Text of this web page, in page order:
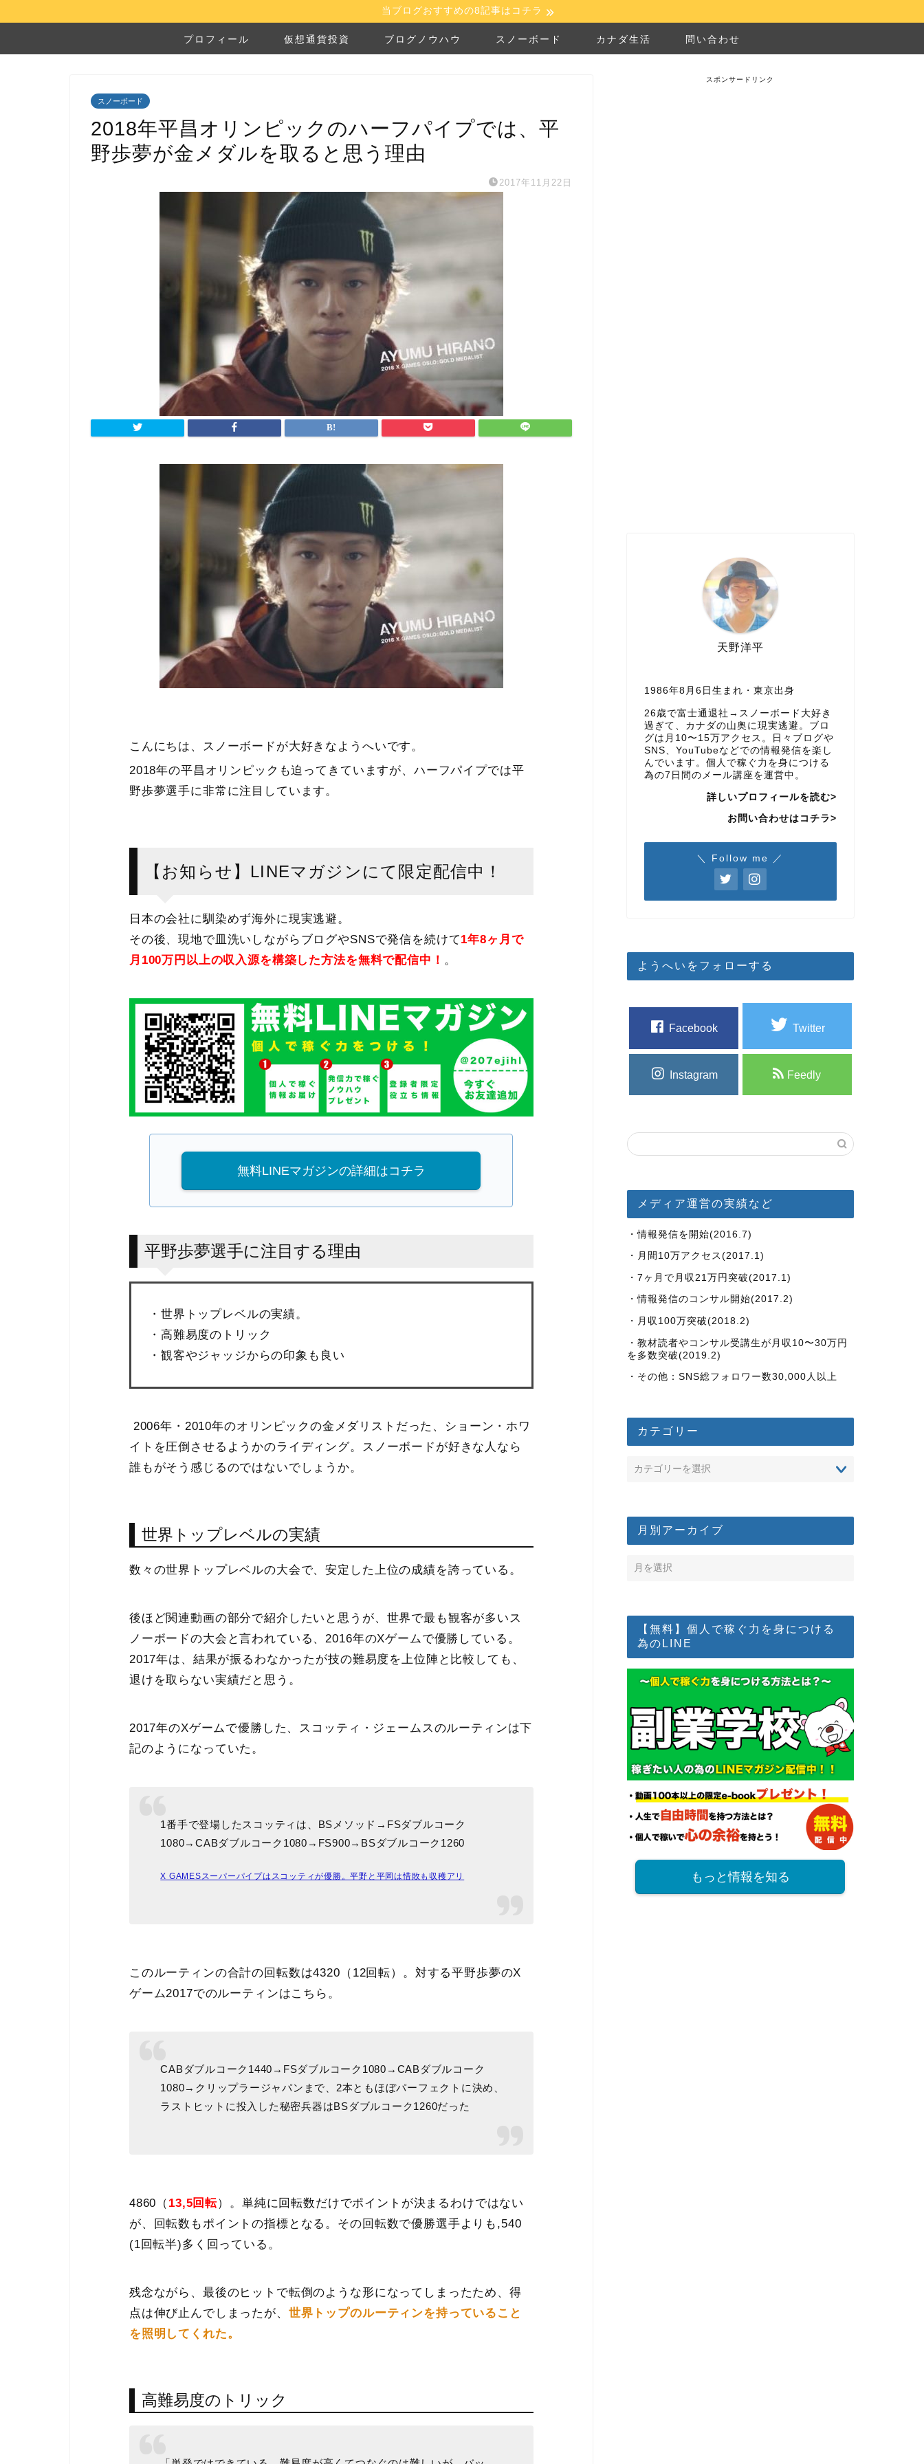
当ブログおすすめの8記事はコチラ
プロフィール 仮想通貨投資 ブログノウハウ スノーボード カナダ生活 問い合わせ
スノーボード
2018年平昌オリンピックのハーフパイプでは、平
野歩夢が金メダルを取ると思う理由
2017年11月22日
こんにちは、スノーボードが大好きなようへいです。
2018年の平昌オリンピックも迫ってきていますが、ハーフパイプでは平
野歩夢選手に非常に注目しています。
【お知らせ】LINEマガジンにて限定配信中！
日本の会社に馴染めず海外に現実逃避。
その後、現地で皿洗いしながらブログやSNSで発信を続けて1年8ヶ月で
月100万円以上の収入源を構築した方法を無料で配信中！ 。
無料LINEマガジンの詳細はコチラ
平野歩夢選手に注目する理由
・世界トップレベルの実績。
・高難易度のトリック
・観客やジャッジからの印象も良い
2006年・2010年のオリンピックの金メダリストだった、ショーン・ホワ
イトを圧倒させるようかのライディング。スノーボードが好きな人なら
誰もがそう感じるのではないでしょうか。
世界トップレベルの実績
数々の世界トップレベルの大会で、安定した上位の成績を誇っている。
後ほど関連動画の部分で紹介したいと思うが、世界で最も観客が多いス
ノーボードの大会と言われている、2016年のXゲームで優勝している。
2017年は、結果が振るわなかったが技の難易度を上位陣と比較しても、
退けを取らない実績だと思う。
2017年のXゲームで優勝した、スコッティ・ジェームスのルーティンは下
記のようになっていた。
1番手で登場したスコッティは、BSメソッド→FSダブルコーク
1080→CABダブルコーク1080→FS900→BSダブルコーク1260
X GAMESスーパーパイプはスコッティが優勝。平野と平岡は惜敗も収穫アリ
このルーティンの合計の回転数は4320（12回転）。対する平野歩夢のX
ゲーム2017でのルーティンはこちら。
CABダブルコーク1440→FSダブルコーク1080→CABダブルコーク
1080→クリップラージャパンまで、2本ともほぼパーフェクトに決め、
ラストヒットに投入した秘密兵器はBSダブルコーク1260だった
4860（ 13,5回転）。単純に回転数だけでポイントが決まるわけではない
が、回転数もポイントの指標となる。その回転数で優勝選手よりも,540
(1回転半)多く回っている。
残念ながら、最後のヒットで転倒のような形になってしまったため、得
点は伸び止んでしまったが、 世界トップのルーティンを持っていること
を照明してくれた。
高難易度のトリック
スポンサードリンク
天野洋平
1986年8月6日生まれ・東京出身
26歳で富士通退社→スノーボード大好き
過ぎて、カナダの山奥に現実逃避。ブロ
グは月10〜15万アクセス。日々ブログや
SNS、YouTubeなどでの情報発信を楽し
んでいます。個人で稼ぐ力を身につける
為の7日間のメール講座を運営中。
詳しいプロフィールを読む>
お問い合わせはコチラ>
＼ Follow me ／
ようへいをフォローする
Facebook Twitter
Instagram Feedly
メディア運営の実績など
・情報発信を開始(2016.7)
・月間10万アクセス(2017.1)
・7ヶ月で月収21万円突破(2017.1)
・情報発信のコンサル開始(2017.2)
・月収100万突破(2018.2)
・教材読者やコンサル受講生が月収10〜30万円
を多数突破(2019.2)
・その他：SNS総フォロワー数30,000人以上
カテゴリー
月別アーカイブ
【無料】個人で稼ぐ力を身につける
為のLINE
もっと情報を知る